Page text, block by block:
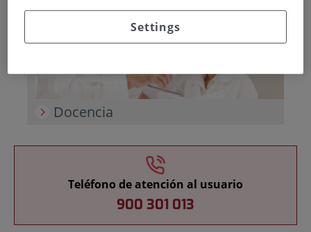
Docencia
Teléfono de atención al usuario
900 301 013
Settings